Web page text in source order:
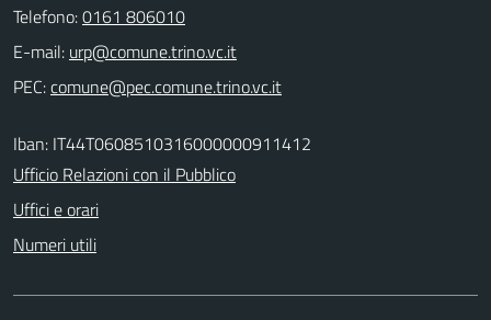
Telefono:0161 806010
E-mail:
PEC:
Iban: IT44T0608510316000000911412
Ufficio Relazioni con il Pubblico
Uffici e orari
Numeri utili